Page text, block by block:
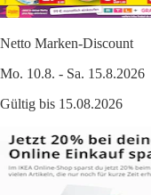
Netto Marken-Discount
Mo. 10.8. - Sa. 15.8.2026
Gültig bis 15.08.2026